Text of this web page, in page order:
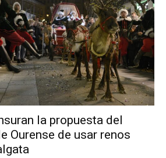
la propuesta del
Ourense de usar renos